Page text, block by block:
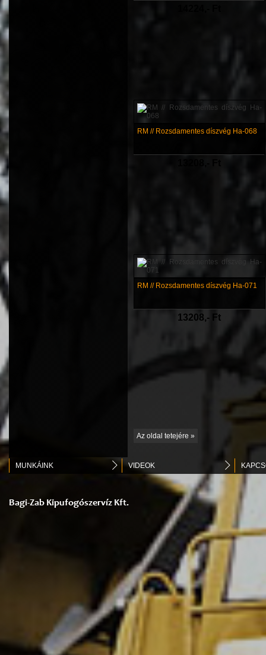
RM // Rozsdamentes díszvég Ha-068
RM // Rozsdamentes díszvég Ha-071
13208,- Ft
Az oldal tetejére »
MUNKÁINK VIDEOK